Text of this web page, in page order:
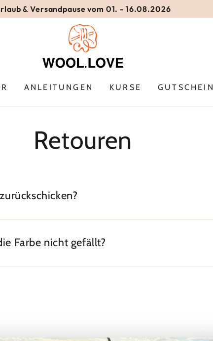
& Versandpause vom 01. - 16.08.2026
ANLEITUNGEN KURSE GUTSCHEIN
Retouren
Farbe nicht gefällt?